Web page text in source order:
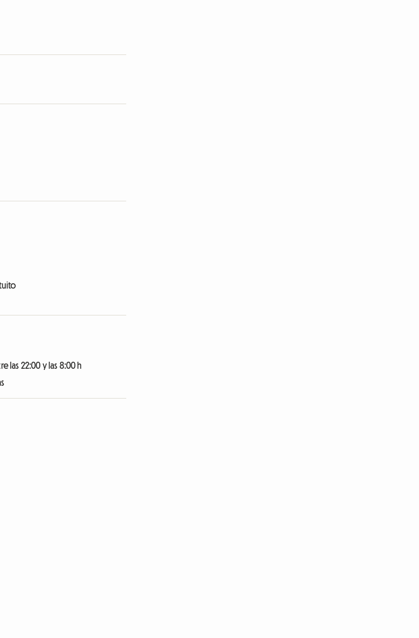
las 22:00 y las 8:00 h